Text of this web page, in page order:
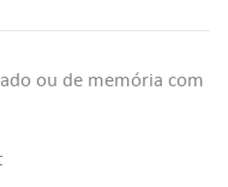
ou de memória com